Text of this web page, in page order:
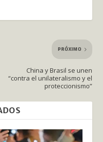
PRÓXIMO
China y Brasil se unen
“contra el unilateralismo y el
proteccionismo”